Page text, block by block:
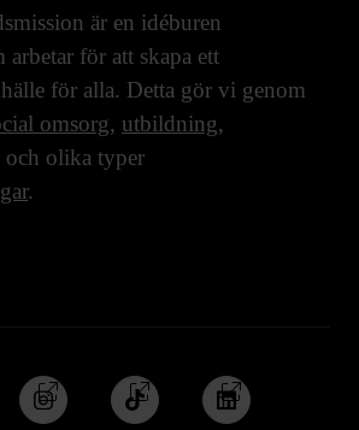
är en idéburen
arbetar för att skapa ett
för alla. Detta gör vi genom
omsorg, utbildning,
och olika typer
.
Följ
oss
Följ
oss
Följ
oss